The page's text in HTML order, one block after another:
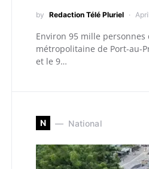
by Redaction Télé Pluriel
Environ 95 mille personnes
métropolitaine de Port-au-
et le 9…
N National